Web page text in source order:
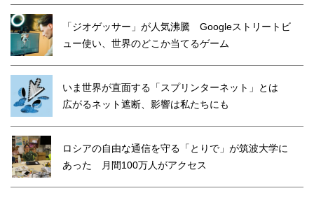
「ジオゲッサー」が人気沸騰 Googleストリートビ
ュー使い、世界のどこか当てるゲーム
いま世界が直面する「スプリンターネット」とは
広がるネット遮断、影響は私たちにも
ロシアの自由な通信を守る「とりで」が筑波大学に
あった 月間100万人がアクセス